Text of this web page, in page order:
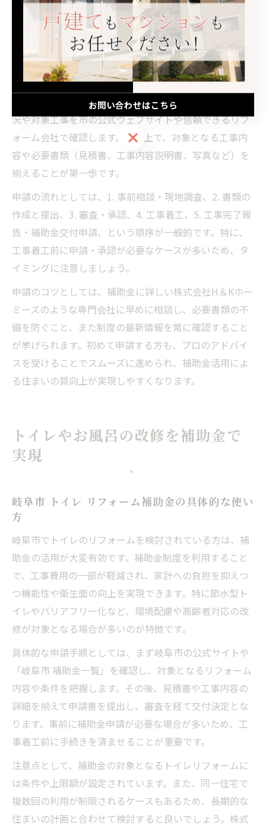
は、制度改正への迅速な対応と豊富な事例を活かし、お
客様の住まい改善をトータルでサポートしています。
岐阜市 補助金 住宅の申請方法とコツ
岐阜市で住宅リフォーム補助金を申請する際は、事前の
準備と正確な手続きが重要です。まず、補助金の公募状
況や対象工事を市の公式ウェブサイトや信頼できるリフ
ォーム会社で確認します。その上で、対象となる工事内
容や必要書類（見積書、工事内容説明書、写真など）を
揃えることが第一歩です。
申請の流れとしては、1. 事前相談・現地調査、2. 書類の
作成と提出、3. 審査・承認、4. 工事着工、5. 工事完了報
告・補助金交付申請、という順序が一般的です。特に、
工事着工前に申請・承認が必要なケースが多いため、タ
イミングに注意しましょう。
申請のコツとしては、補助金に詳しい株式会社H＆Kホー
ミーズのような専門会社に早めに相談し、必要書類の不
備を防ぐこと、また制度の最新情報を常に確認すること
が挙げられます。初めて申請する方も、プロのアドバイ
スを受けることでスムーズに進められ、補助金活用によ
る住まいの質向上が実現しやすくなります。
トイレやお風呂の改修を補助金で
実現
岐阜市 トイレ リフォーム補助金の具体的な使い
方
岐阜市でトイレのリフォームを検討されている方は、補
助金の活用が大変有効です。補助金制度を利用すること
で、工事費用の一部が軽減され、家計への負担を抑えつ
つ機能性や衛生面の向上を実現できます。特に節水型ト
イレやバリアフリー化など、環境配慮や高齢者対応の改
修が対象となる場合が多いのが特徴です。
具体的な申請手順としては、まず岐阜市の公式サイトや
「岐阜市 補助金一覧」を確認し、対象となるリフォーム
内容や条件を把握します。その後、見積書や工事内容の
詳細を揃えて申請書を提出し、審査を経て交付決定とな
ります。事前に補助金申請が必要な場合が多いため、工
事着工前に手続きを済ませることが重要です。
注意点として、補助金の対象となるトイレリフォームに
は条件や上限額が設定されています。また、同一住宅で
複数回の利用が制限されるケースもあるため、長期的な
住まいの計画と合わせて検討すると良いでしょう。株式
お問い合わせはこちら
お問い合わせはこちら